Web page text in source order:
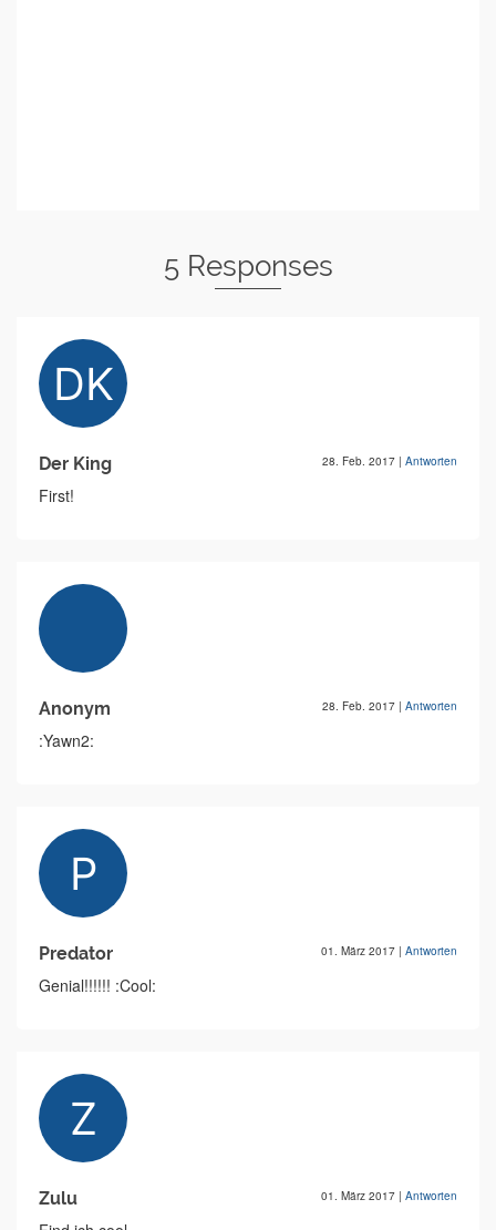
5 Responses
Der King 28. Feb. 2017 | Antworten
First!
Anonym 28. Feb. 2017 | Antworten
:Yawn2:
Predator 01. März 2017 | Antworten
Genial!!!!!! :Cool:
Zulu 01. März 2017 | Antworten